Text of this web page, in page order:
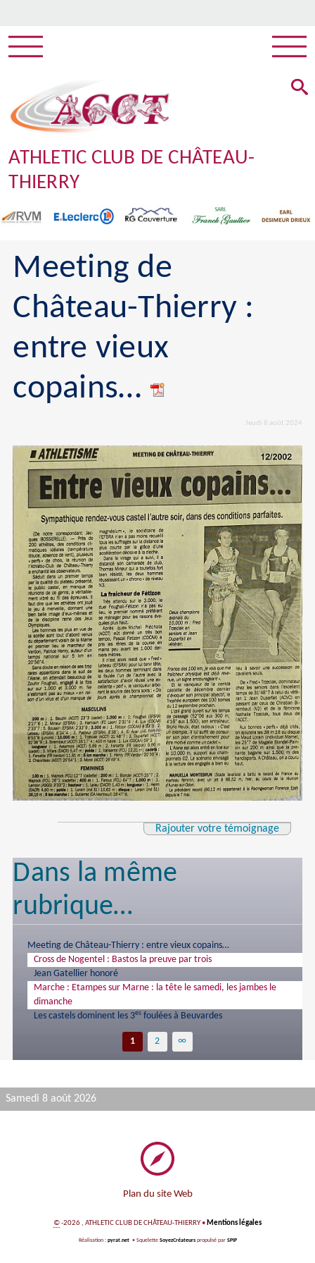
ATHLETIC CLUB DE CHÂTEAU-
THIERRY
Meeting de
Château-Thierry :
entre vieux
copains…
Jeudi 8 août 2024
Rajouter votre témoignage
Dans la même
rubrique…
Meeting de Château-Thierry : entre vieux copains…
Cross de Nogentel : Bastos la preuve par trois
Jean Gatellier honoré
Marche : Etampes sur Marne : la tête le samedi, les jambes le
dimanche
Les castels dominent les 3es foulées à Beuvardes
1 2 ∞
Samedi 8 août 2026
Plan du site Web
©-2026 , ATHLETIC CLUB DE CHÂTEAU-THIERRY• Mentions légales
Réalisation : pyrat.net •Squelette SoyezCréateurspropulsé par SPIP